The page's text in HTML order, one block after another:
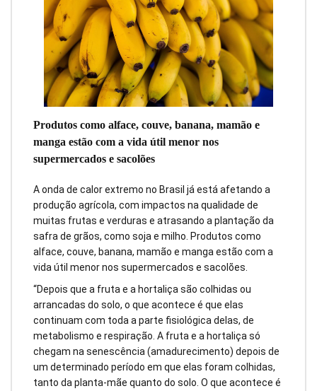
Produtos como alface, couve, banana, mamão e
manga estão com a vida útil menor nos
supermercados e sacolões
A onda de calor extremo no Brasil já está afetando a
produção agrícola, com impactos na qualidade de
muitas frutas e verduras e atrasando a plantação da
safra de grãos, como soja e milho. Produtos como
alface, couve, banana, mamão e manga estão com a
vida útil menor nos supermercados e sacolões.
“Depois que a fruta e a hortaliça são colhidas ou
arrancadas do solo, o que acontece é que elas
continuam com toda a parte fisiológica delas, de
metabolismo e respiração. A fruta e a hortaliça só
chegam na senescência (amadurecimento) depois de
um determinado período em que elas foram colhidas,
tanto da planta-mãe quanto do solo. O que acontece é